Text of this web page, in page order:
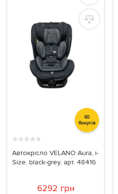
60
бонусів
★★★★★
Автокрісло VELANO Aura, i-
Size, black-grey, арт. 48416
6292 грн